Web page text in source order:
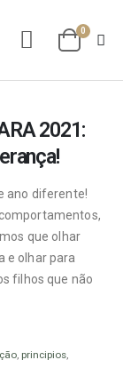
0
2021:
ano diferente!
que olhar
e olhar para
filhos que não
, principios,